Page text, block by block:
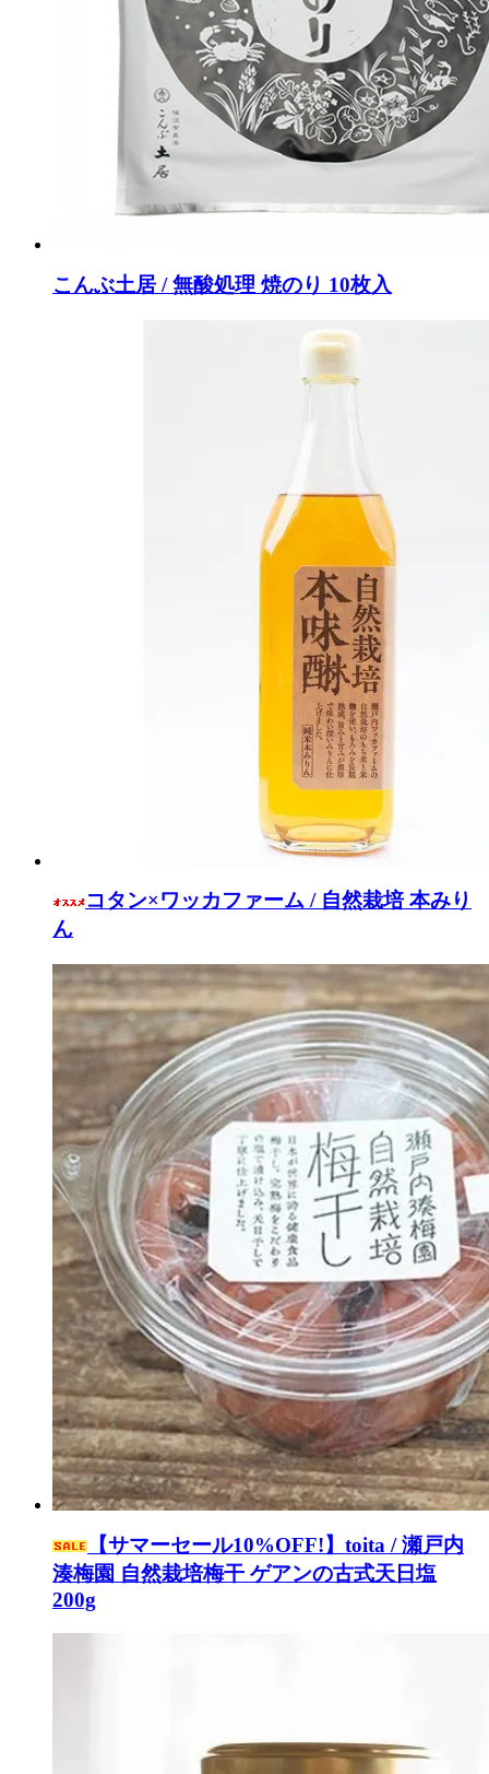
こんぶ土居 / 無酸処理 焼のり 10枚入
コタン×ワッカファーム / 自然栽培 本みり
ん
【サマーセール10%OFF!】toita / 瀬戸内
湊梅園 自然栽培梅干 ゲアンの古式天日塩
200g